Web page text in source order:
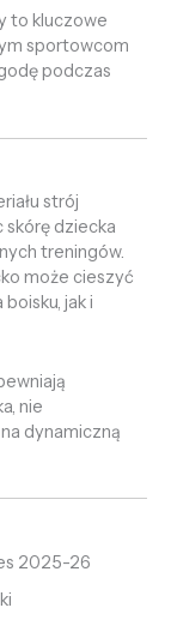
to kluczowe
sportowcom
podczas
strój
dziecka
treningów.
może cieszyć
jak i
nie
dynamiczną
2025-26